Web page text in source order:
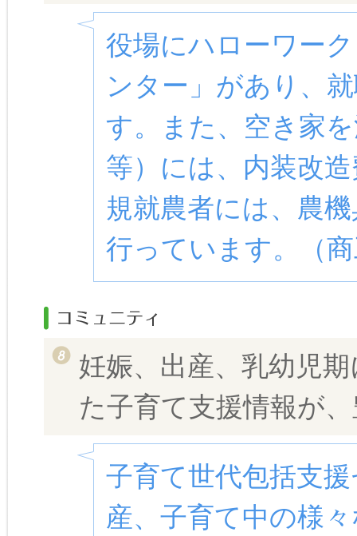
役場にハローワー
ンター」があり、
す。また、空き家
等）には、内装改
規就農者には、農
行っています。（
妊娠、出産、乳幼児
た子育て支援情報が
子育て世代包括支
産、子育て中の様